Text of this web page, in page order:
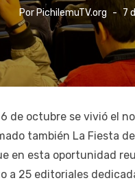
Por PichilemuTV.org 7
de octubre se vivió el
también La Fiesta
en esta oportunidad
a 25 editoriales